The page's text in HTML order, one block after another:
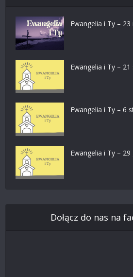
Ewangelia i Ty – 23
Ewangelia i Ty – 21
Ewangelia i Ty – 6
Ewangelia i Ty – 29
Dołącz do nas na